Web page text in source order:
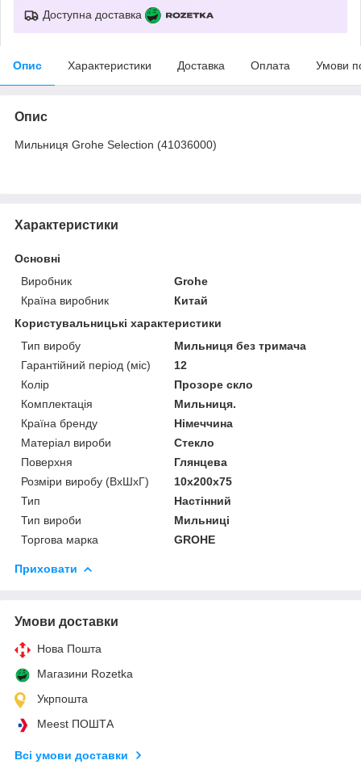
Доступна доставка
Опис Характеристики Доставка Оплата Умови
Опис
Мильниця Grohe Selection (41036000)
Характеристики
Основні
Виробник
Grohe
Країна виробник
Китай
Користувальницькі характеристики
Тип виробу
Мильниця без тримача
Гарантійний період (міс)
12
Колір
Прозоре скло
Комплектація
Мильниця.
Країна бренду
Німеччина
Матеріал вироби
Стекло
Поверхня
Глянцева
Розміри виробу (ВхШхГ)
10х200х75
Тип
Настінний
Тип вироби
Мильниці
Торгова марка
GROHE
Приховати
Умови доставки
Нова Пошта
Магазини Rozetka
Укрпошта
Meest ПОШТА
Всі умови доставки